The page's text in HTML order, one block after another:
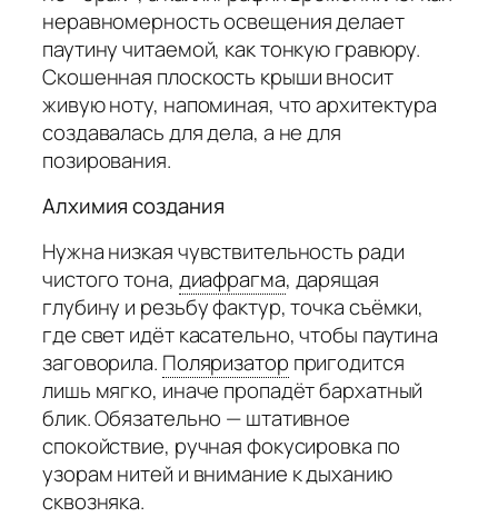
неравномерность освещения делает
паутину читаемой, как тонкую гравюру.
Скошенная плоскость крыши вносит
живую ноту, напоминая, что архитектура
создавалась для дела, а не для
позирования.
Алхимия создания
Нужна низкая чувствительность ради
чистого тона, диафрагма, дарящая
глубину и резьбу фактур, точка съёмки,
где свет идёт касательно, чтобы паутина
заговорила. Поляризатор пригодится
лишь мягко, иначе пропадёт бархатный
блик. Обязательно — штативное
спокойствие, ручная фокусировка по
узорам нитей и внимание к дыханию
сквозняка.